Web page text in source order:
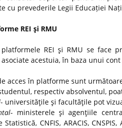
cu prevederile Legii Educației
REI şi RMU
REI şi RMU se face
acestuia, în baza unui
acces în platforme sunt
respectiv absolventul,
- universităţile şi facultăţile pot
- ministerele şi agenţiile
Statistică, CNFIS, ARACIS,